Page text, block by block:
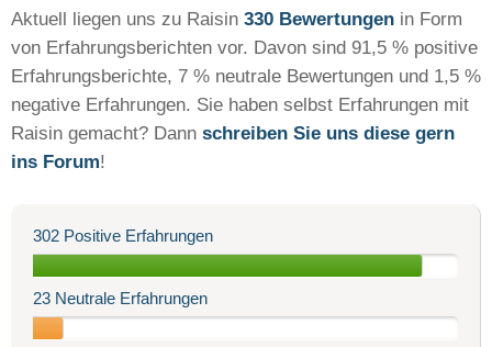
Aktuell liegen uns zu Raisin 330 Bewertungen in Form
von Erfahrungsberichten vor. Davon sind 91,5 % positive
Erfahrungsberichte, 7 % neutrale Bewertungen und 1,5 %
negative Erfahrungen. Sie haben selbst Erfahrungen mit
Raisin gemacht? Dann schreiben Sie uns diese gern
ins Forum!
302 Positive Erfahrungen
23 Neutrale Erfahrungen